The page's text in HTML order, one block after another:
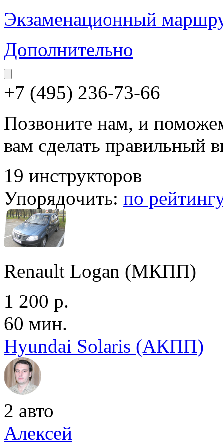
Экзаменационный
Дополнительно
+7 (495) 236-73-66
Позвоните нам, и
вам сделать правильный
19 инструкторов
Упорядочить: по
Renault Logan (МКПП)
1 200 р.
60 мин.
Hyundai Solaris (АКПП)
2 авто
Алексей